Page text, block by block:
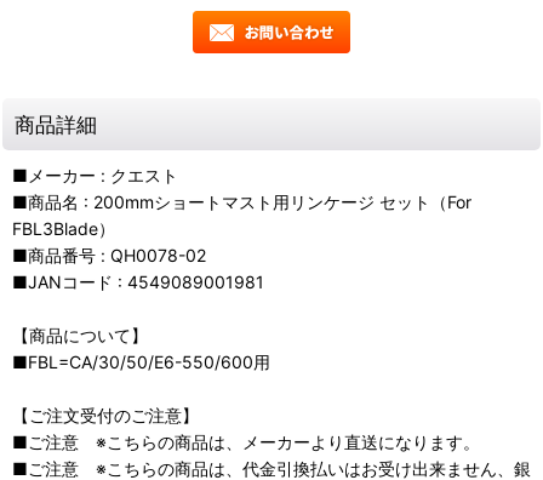
商品詳細
■メーカー : クエスト
■商品名 : 200mmショートマスト用リンケージ セット（For
FBL3Blade）
■商品番号 : QH0078-02
■JANコード : 4549089001981
【商品について】
■FBL=CA/30/50/E6-550/600用
【ご注文受付のご注意】
■ご注意 ※こちらの商品は、メーカーより直送になります。
■ご注意 ※こちらの商品は、代金引換払いはお受け出来ません、銀